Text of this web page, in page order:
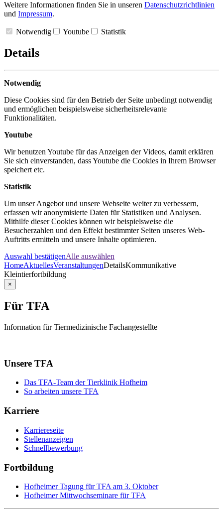
Weitere Informationen finden Sie in unseren Datenschutzrichtlinien
und Impressum.
Notwendig Youtube Statistik
Details
Notwendig
Diese Cookies sind für den Betrieb der Seite unbedingt notwendig
und ermöglichen beispielsweise sicherheitsrelevante
Funktionalitäten.
Youtube
Wir benutzen Youtube für das Anzeigen der Videos, damit erklären
Sie sich einverstanden, dass Youtube die Cookies in Ihrem Browser
speichert etc.
Statistik
Um unser Angebot und unsere Webseite weiter zu verbessern,
erfassen wir anonymisierte Daten für Statistiken und Analysen.
Mithilfe dieser Cookies können wir beispielsweise die
Besucherzahlen und den Effekt bestimmter Seiten unseres Web-
Auftritts ermitteln und unsere Inhalte optimieren.
Auswahl bestätigenAlle auswählen
HomeAktuellesVeranstaltungenDetailsKommunikative
Kleintierfortbildung
×
Für TFA
Information für Tiermedizinische Fachangestellte
Unsere TFA
Das TFA-Team der Tierklinik Hofheim
So arbeiten unsere TFA
Karriere
Karriereseite
Stellenanzeigen
Schnellbewerbung
Fortbildung
Hofheimer Tagung für TFA am 3. Oktober
Hofheimer Mittwochseminare für TFA